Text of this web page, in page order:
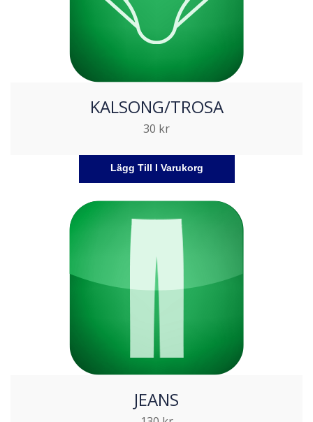
KALSONG/TROSA
30 kr
Lägg Till I Varukorg
JEANS